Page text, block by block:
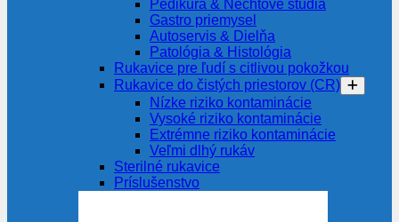
Pedikúra & Nechtové štúdiá
Gastro priemysel
Autoservis & Dielňa
Patológia & Histológia
Rukavice pre ľudí s citlivou pokožkou
Rukavice do čistých priestorov (CR)
Nízke riziko kontaminácie
Vysoké riziko kontaminácie
Extrémne riziko kontaminácie
Veľmi dlhý rukáv
Sterilné rukavice
Príslušenstvo